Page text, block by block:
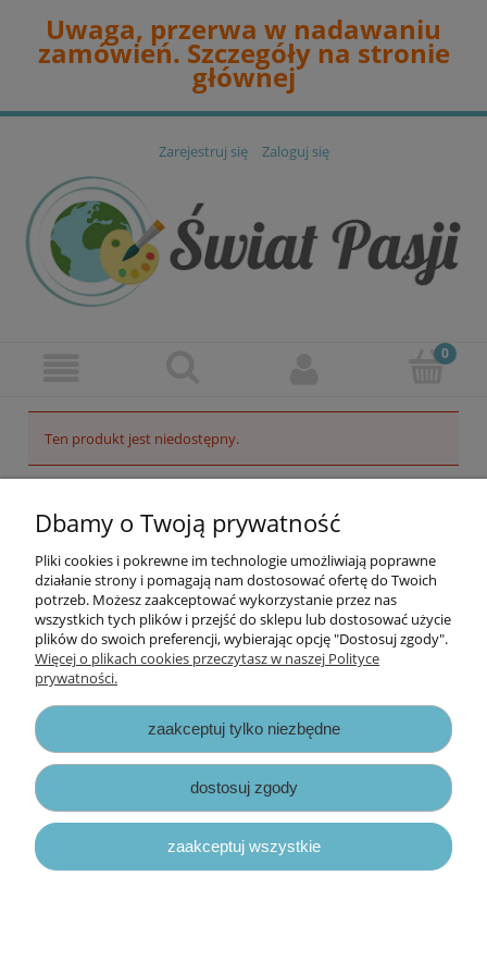
Uwaga, przerwa w nadawaniu
zamówień. Szczegóły na stronie
głównej
Zarejestruj się Zaloguj się
Ten produkt jest niedostępny.
Zniżki
Zapisy prawne
pokaż pełną wersję strony
Sklep internetowy Shoper.pl
Dbamy o Twoją prywatność
Pliki cookies i pokrewne im technologie umożliwiają poprawne
działanie strony i pomagają nam dostosować ofertę do Twoich
potrzeb. Możesz zaakceptować wykorzystanie przez nas
wszystkich tych plików i przejść do sklepu lub dostosować użycie
plików do swoich preferencji, wybierając opcję "Dostosuj zgody".
Więcej o plikach cookies przeczytasz w naszej Polityce
prywatności.
zaakceptuj tylko niezbędne
dostosuj zgody
zaakceptuj wszystkie